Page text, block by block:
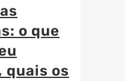
o que
quais os